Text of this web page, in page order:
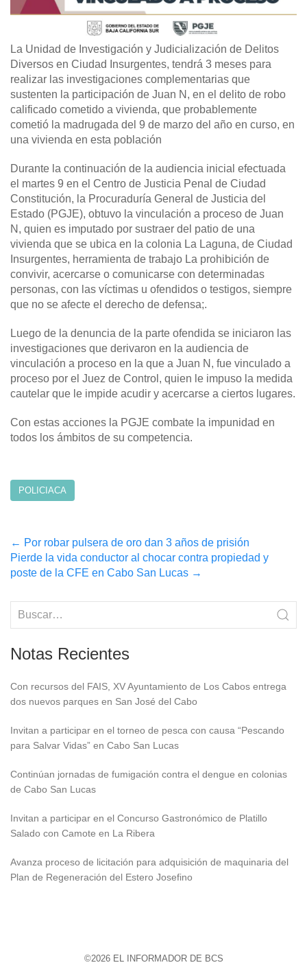
La Unidad de Investigación y Judicialización de Delitos
Diversos en Ciudad Insurgentes, tendrá 3 meses para
realizar las investigaciones complementarias que
sustenten la participación de Juan N, en el delito de robo
calificado cometido a vivienda, que probablemente
cometió la madrugada del 9 de marzo del año en curso, en
una vivienda en esta población
Durante la continuación de la audiencia inicial efectuada
el martes 9 en el Centro de Justicia Penal de Ciudad
Constitución, la Procuraduría General de Justicia del
Estado (PGJE), obtuvo la vinculación a proceso de Juan
N, quien es imputado por sustraer del patio de una
vivienda que se ubica en la colonia La Laguna, de Ciudad
Insurgentes, herramienta de trabajo La prohibición de
convivir, acercarse o comunicarse con determinadas
personas, con las víctimas u ofendidos o testigos, siempre
que no se afecte el derecho de defensa;.
Luego de la denuncia de la parte ofendida se iniciaron las
investigaciones que derivaron en la audiencia de
vinculación a proceso en la que a Juan N, fue vinculado a
proceso por el Juez de Control, quien le impuso la medida
cautelar que le impide acudir y acercarse a ciertos lugares.
Con estas acciones la PGJE combate la impunidad en
todos los ámbitos de su competencia.
POLICIACA
Post
navigation
← Por robar pulsera de oro dan 3 años de prisión
Pierde la vida conductor al chocar contra propiedad y
poste de la CFE en Cabo San Lucas →
Notas Recientes
Con recursos del FAIS, XV Ayuntamiento de Los Cabos entrega
dos nuevos parques en San José del Cabo
Invitan a participar en el torneo de pesca con causa “Pescando
para Salvar Vidas” en Cabo San Lucas
Continúan jornadas de fumigación contra el dengue en colonias
de Cabo San Lucas
Invitan a participar en el Concurso Gastronómico de Platillo
Salado con Camote en La Ribera
Avanza proceso de licitación para adquisición de maquinaria del
Plan de Regeneración del Estero Josefino
©2026 EL INFORMADOR DE BCS